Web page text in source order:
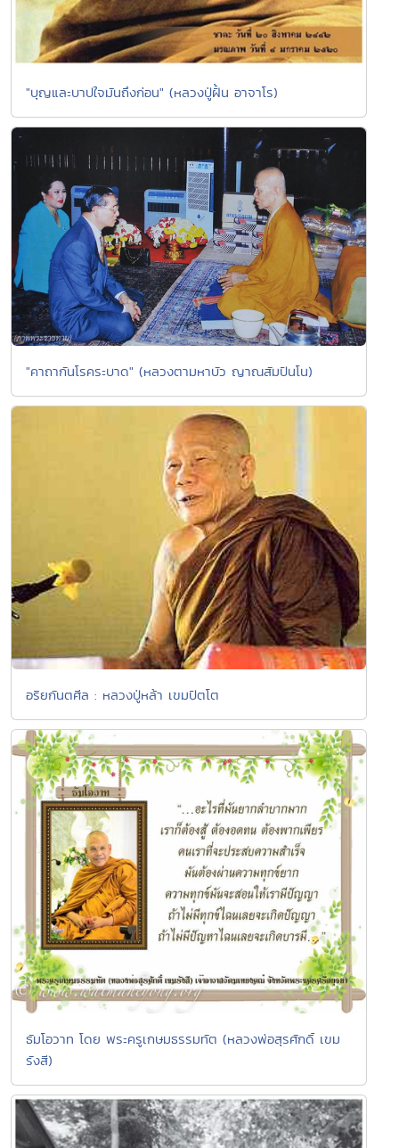
"บุญและบาปใจมันถึงก่อน" (หลวงปู่ฝั้น อาจาโร)
"คาถากันโรคระบาด" (หลวงตามหาบัว ญาณสัมปันโน)
อริยกันตศีล : หลวงปู่หล้า เขมปัตโต
ธัมโอวาท โดย พระครูเกษมธรรมทัต (หลวงพ่อสุรศักดิ์ เขม
รังสี)